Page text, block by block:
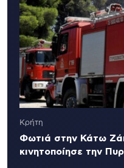
Κρήτη
Φωτιά στην Κάτω
κινητοποίησε την